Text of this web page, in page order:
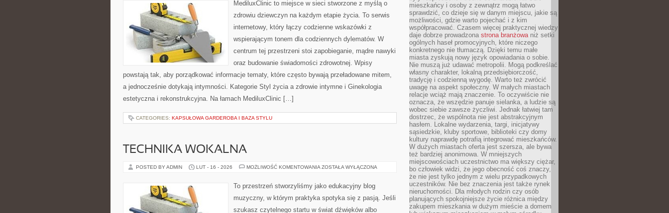
INTYMNE
MediluxClinic to miejsce w sieci stworzone z myślą o
zdrowiu dziewczyn na każdym etapie życia. To serwis
internetowy, który łączy codzienne wskazówki z
wspierającym tonem dla codziennych dylematów. W
centrum tej przestrzeni stoi zapobieganie, mądre nawyki
oraz budowanie świadomości zdrowotnej. Wpisy
powstają tak, aby porządkować informacje tematy, które często bywają przeładowane mitem,
a jednocześnie dotykają intymności. Kategorie Styl życia a zdrowie intymne i Ginekologia
estetyczna i rekonstrukcyjna. Na łamach MediluxClinic […]
CATEGORIES: KAPSUŁOWA GARDEROBA I BAZA STYLU
TECHNIKA WOKALNA
POSTED BY ADMIN LUT - 16 - 2026 MOŻLIWOŚĆ KOMENTOWANIA TECHNIKA
ZOSTAŁA WYŁĄCZONA
To przestrzeń stworzyliśmy jako edukacyjny blog
muzyczny, w którym praktyka spotyka się z pasją. Jeśli
szukasz czytelnego startu w świat dźwięków albo
mieszkańcy i osoby z zewnątrz mogą łatwo
sprawdzić, co dzieje się w danym miejscu, jakie są
możliwości, gdzie warto pojechać i z kim
współpracować. Czasem więcej praktycznej wiedzy
daje dobrze prowadzona strona branżowaniż setki
ogólnych haseł promocyjnych, które niczego
konkretnego nie tłumaczą. Dzięki temu małe
miasta zyskują nowy język opowiadania o sobie.
Nie muszą już udawać metropolii. Mogą podkreślać
własny charakter, lokalną przedsiębiorczość,
tradycję i codzienną wygodę. Warto też zwrócić
uwagę na aspekt społeczny. W małych miastach
relacje wciąż mają znaczenie. To oczywiście nie
oznacza, że wszędzie panuje sielanka, a ludzie są
wobec siebie zawsze życzliwi. Jednak łatwiej tam
dostrzec, że wspólnota nie jest abstrakcyjnym
hasłem. Lokalne wydarzenia, targi, inicjatywy
sąsiedzkie, kluby sportowe, biblioteki czy domy
kultury naprawdę potrafią integrować mieszkańców.
W dużych miastach oferta jest szersza, ale bywa
też bardziej anonimowa. W mniejszych
miejscowościach uczestnictwo ma większy ciężar,
bo człowiek widzi, że jego obecność coś znaczy,
że nie jest tylko jednym z wielu przypadkowych
uczestników. Nie bez znaczenia jest także rynek
nieruchomości. Dla młodych rodzin czy osób
planujących spokojniejsze życie różnica między
zakupem mieszkania w dużym mieście a domem